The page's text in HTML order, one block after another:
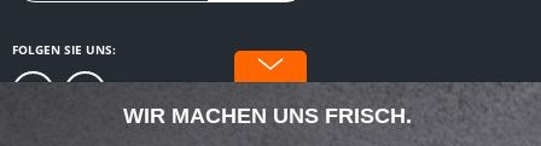
FOLGEN SIE UNS:
WIR MACHEN UNS FRISCH.